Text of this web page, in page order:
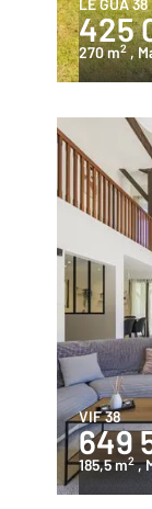
LE GUA 38
425
270 m2 ,
VIF 38
649
185,5 m2 ,